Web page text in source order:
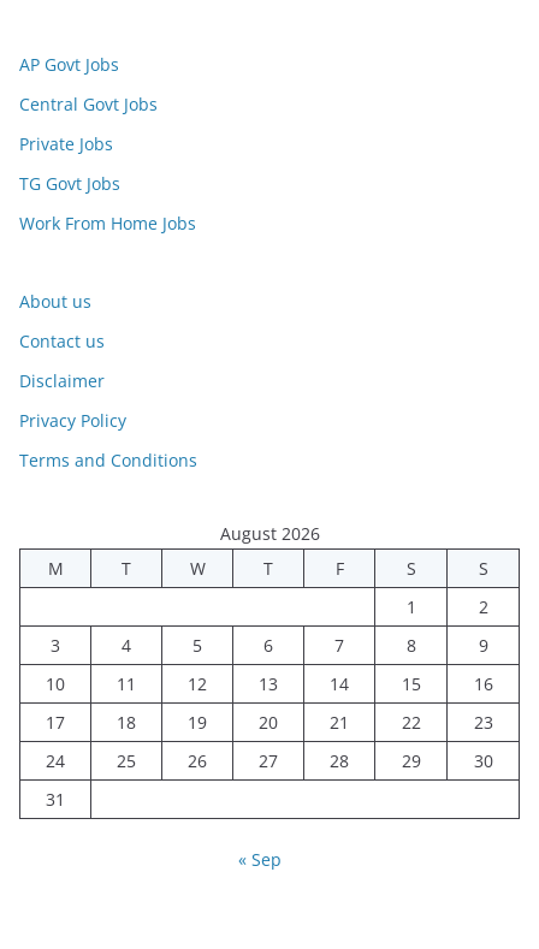
AP Govt Jobs
Central Govt Jobs
Private Jobs
TG Govt Jobs
Work From Home Jobs
About us
Contact us
Disclaimer
Privacy Policy
Terms and Conditions
August 2026
M
T W T F S
S
1
2
3
4 5 6 7 8
9
10
11 12 13 14 15
16
17
18 19 20 21 22
23
24
25 26 27 28 29
30
31
« Sep